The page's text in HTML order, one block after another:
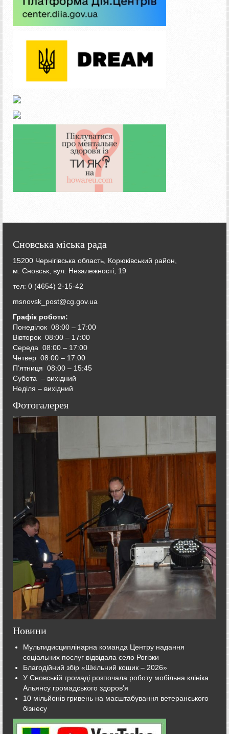
Сновська міська рада
15200 Чернігівська область, Корюківський район,
м. Сновськ, вул. Незалежності, 19
тел: 0 (4654) 2-15-42
msnovsk_post@cg.gov.ua
Графік роботи:
Понеділок 08:00 – 17:00
Вівторок 08:00 – 17:00
Середа 08:00 – 17:00
Четвер 08:00 – 17:00
П’ятниця 08:00 – 15:45
Субота – вихідний
Неділя – вихідний
Фотогалерея
Новини
Мультидисциплінарна команда Центру надання
соціальних послуг відвідала село Рогізки
Благодійний збір «Шкільний кошик – 2026»
У Сновській громаді розпочала роботу мобільна клініка
Альянсу громадського здоров’я
10 мільйонів гривень на масштабування ветеранського
бізнесу